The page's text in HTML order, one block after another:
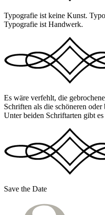
Typografie ist keine Kunst.
Typografie ist Handwerk.
Es wäre verfehlt, die
Schriften als die schöneren oder
Unter beiden Schriftarten gibt
Save the Date